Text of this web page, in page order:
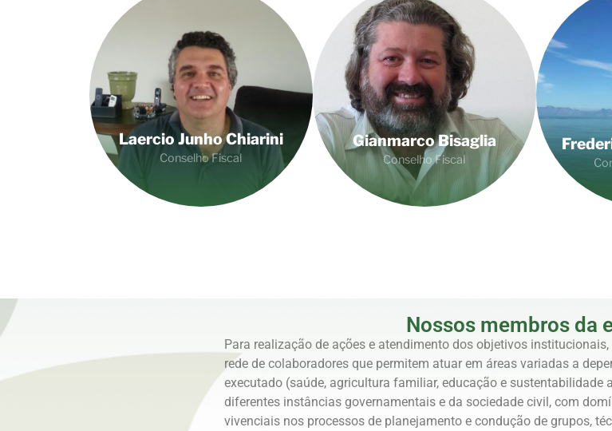
Laercio Junho Chiarini
Conselho Fiscal
Gianmarco Bisaglia
Conselho Fiscal
Nossos membros da
Para realização de ações e atendimento dos objetivos
rede de colaboradores que permitem atuar em áreas variadas a
executado (saúde, agricultura familiar, educação e
diferentes instâncias governamentais e da sociedade civil, com
vivenciais nos processos de planejamento e condução de grupos,